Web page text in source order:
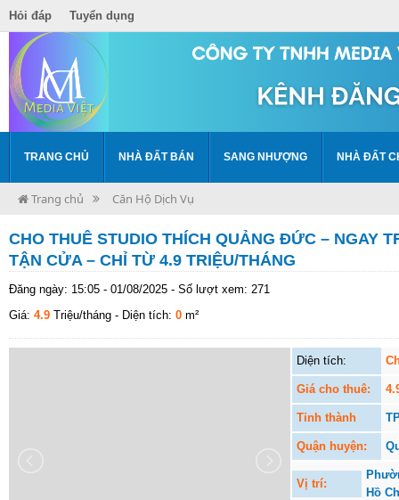
Hỏi đáp Tuyển dụng
TRANG CHỦ NHÀ ĐẤT BÁN SANG NHƯỢNG NHÀ ĐẤT
Trang chủ Căn Hộ Dịch Vụ
CHO THUÊ STUDIO THÍCH QUẢNG ĐỨC – NGAY
TẬN CỬA – CHỈ TỪ 4.9 TRIỆU/THÁNG
Đăng ngày: 15:05 - 01/08/2025 - Số lượt xem: 271
Giá: 4.9 Triệu/tháng - Diện tích: 0 m²
Diện tích:
Giá cho thuê:
Tỉnh thành
Quận huyện:
Vị trí:
Hồ